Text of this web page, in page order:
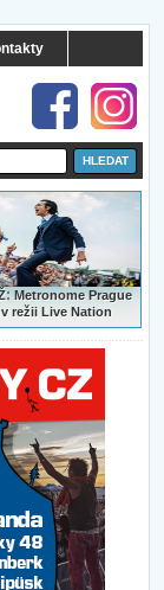
:Metronome Prague
režii Live Nation